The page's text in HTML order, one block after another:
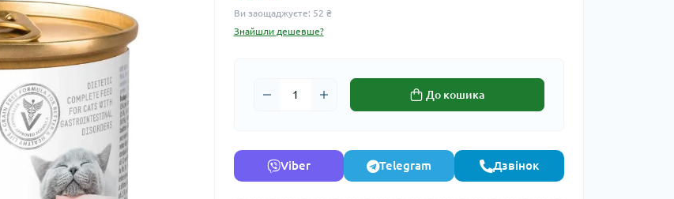
Ви заощаджуєте: 52 ₴
Знайшли дешевше?
До кошика
Viber Telegram Дзвінок